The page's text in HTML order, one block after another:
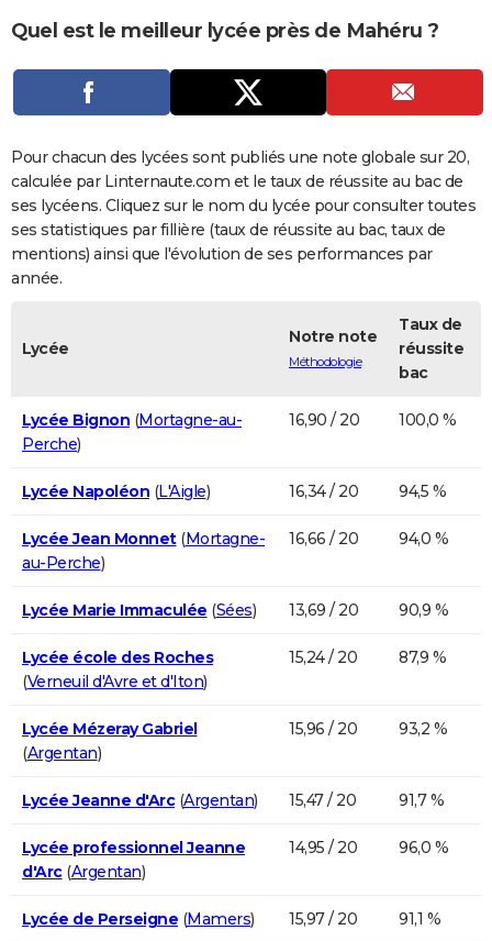
CARTE DE VOEUX
Carte de Noël
Carte Bonne année
Carte Saint-Valentin
Carte Pâques
Carte d'anniversaire
DICTIONNAIRE
COPAINS D'AVANT
S'inscrire
Se connecter
Lycées
Collèges
Primaires
Universités
Entreprises
Service militaire
Avis de recherche
AVIS DE DÉCÈS
FORUM
Quel est le meilleur lycée près de Mahéru ?
Pour chacun des lycées sont publiés une note globale sur 20,
calculée par Linternaute.com et le taux de réussite au bac de
ses lycéens. Cliquez sur le nom du lycée pour consulter toutes
ses statistiques par fillière (taux de réussite au bac, taux de
mentions) ainsi que l'évolution de ses performances par
année.
Lycée
Notre note
Méthodologie
Taux de
réussite
bac
Lycée Bignon (Mortagne-au-
Perche)
16,90 / 20 100,0 %
Lycée Napoléon (L'Aigle) 16,34 / 20 94,5 %
Lycée Jean Monnet(Mortagne-
au-Perche)
16,66 / 20 94,0 %
Lycée Marie Immaculée (Sées) 13,69 / 20 90,9 %
Lycée école des Roches
(Verneuil d'Avre et d'Iton)
15,24 / 20 87,9 %
Lycée Mézeray Gabriel
(Argentan)
15,96 / 20 93,2 %
Lycée Jeanne d'Arc(Argentan) 15,47 / 20 91,7 %
Lycée professionnel Jeanne
d'Arc(Argentan)
14,95 / 20 96,0 %
Lycée de Perseigne (Mamers) 15,97 / 20 91,1 %